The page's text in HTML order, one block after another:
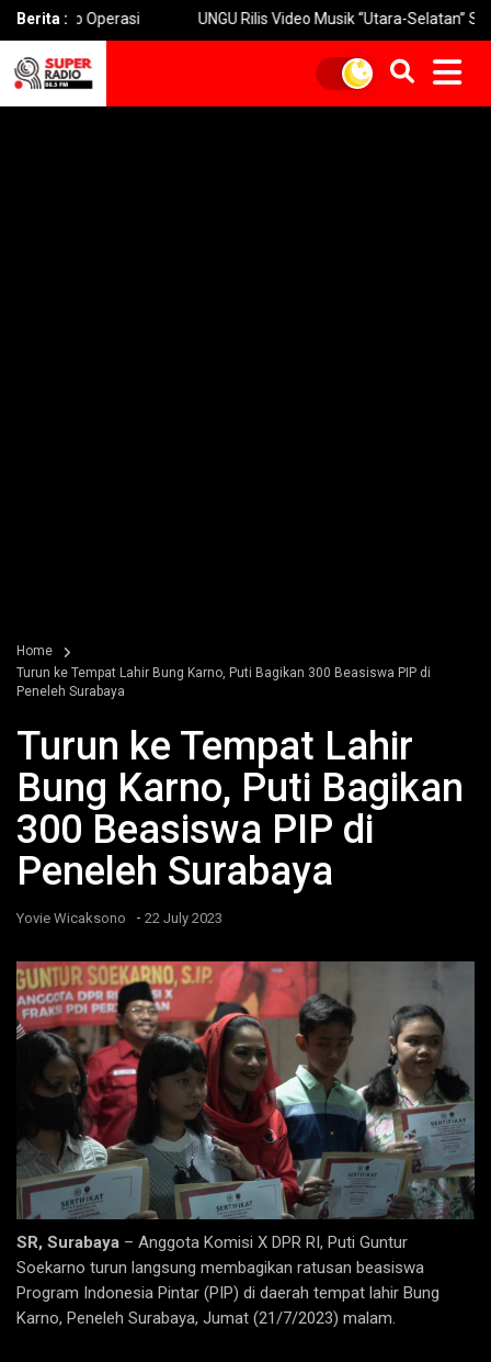
Berita :
Operasi UNGU Rilis Video Musik “Utara-Selatan” Sambut
Home
Turun ke Tempat Lahir Bung Karno, Puti Bagikan 300 Beasiswa PIP di
Peneleh Surabaya
Turun ke Tempat Lahir
Bung Karno, Puti Bagikan
300 Beasiswa PIP di
Peneleh Surabaya
Yovie Wicaksono - 22 July 2023
SR, Surabaya – Anggota Komisi X DPR RI, Puti Guntur
Soekarno turun langsung membagikan ratusan beasiswa
Program Indonesia Pintar (PIP) di daerah tempat lahir Bung
Karno, Peneleh Surabaya, Jumat (21/7/2023) malam.